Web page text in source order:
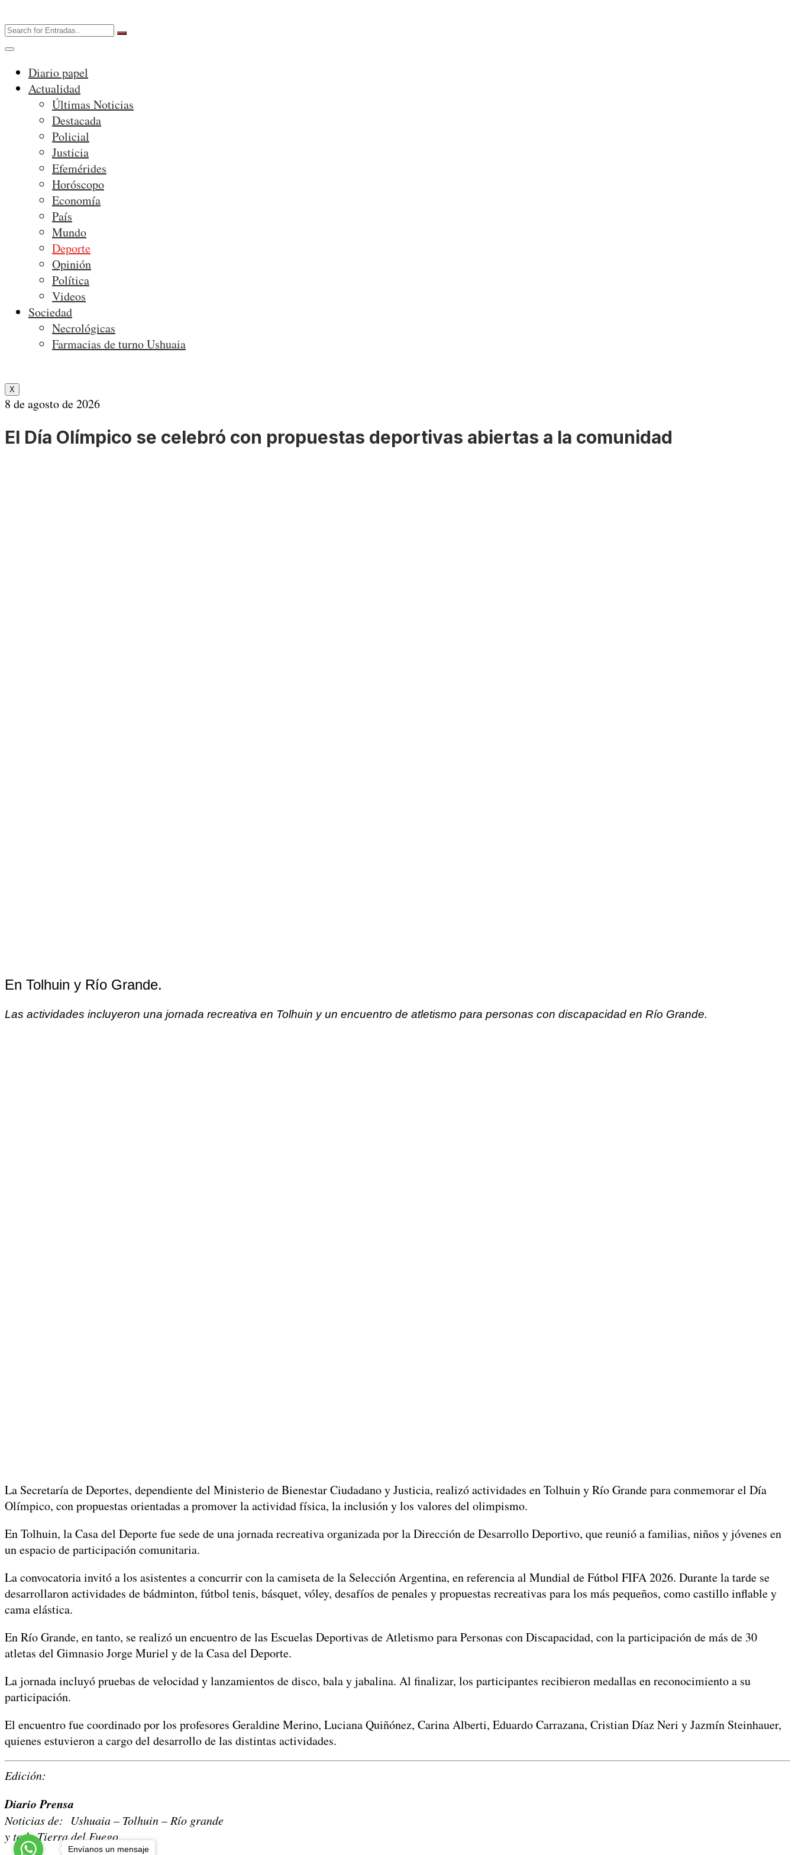
Diario papel
Actualidad
Últimas Noticias
Destacada
Policial
Justicia
Efemérides
Horóscopo
Economía
País
Mundo
Deporte
Opinión
Política
Videos
Sociedad
Necrológicas
Farmacias de turno Ushuaia
X
8 de agosto de 2026
El Día Olímpico se celebró con propuestas deportivas abiertas a la comunidad
En Tolhuin y Río Grande.
Las actividades incluyeron una jornada recreativa en Tolhuin y un encuentro de atletismo para personas con discapacidad en Río Grande.
La Secretaría de Deportes, dependiente del Ministerio de Bienestar Ciudadano y Justicia, realizó actividades en Tolhuin y Río Grande para conmemorar el Día
Olímpico, con propuestas orientadas a promover la actividad física, la inclusión y los valores del olimpismo.
En Tolhuin, la Casa del Deporte fue sede de una jornada recreativa organizada por la Dirección de Desarrollo Deportivo, que reunió a familias, niños y jóvenes en
un espacio de participación comunitaria.
La convocatoria invitó a los asistentes a concurrir con la camiseta de la Selección Argentina, en referencia al Mundial de Fútbol FIFA 2026. Durante la tarde se
desarrollaron actividades de bádminton, fútbol tenis, básquet, vóley, desafíos de penales y propuestas recreativas para los más pequeños, como castillo inflable y
cama elástica.
En Río Grande, en tanto, se realizó un encuentro de las Escuelas Deportivas de Atletismo para Personas con Discapacidad, con la participación de más de 30
atletas del Gimnasio Jorge Muriel y de la Casa del Deporte.
La jornada incluyó pruebas de velocidad y lanzamientos de disco, bala y jabalina. Al finalizar, los participantes recibieron medallas en reconocimiento a su
participación.
El encuentro fue coordinado por los profesores Geraldine Merino, Luciana Quiñónez, Carina Alberti, Eduardo Carrazana, Cristian Díaz Neri y Jazmín Steinhauer,
quienes estuvieron a cargo del desarrollo de las distintas actividades.
Edición:
Diario Prensa
Noticias de: Ushuaia – Tolhuin – Río grande
y toda Tierra del Fuego.
Envíanos un mensaje